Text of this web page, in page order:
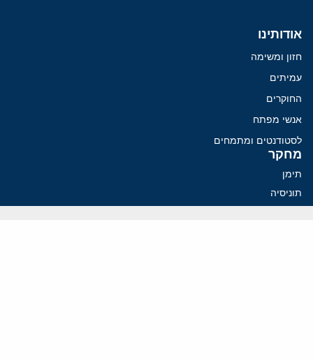
אודותינו
חזון ומשימה
עמיתים
החוקרים
אנשי מפתח
לסטודנטים ומתמחים
מחקר
תימן
תוניסיה